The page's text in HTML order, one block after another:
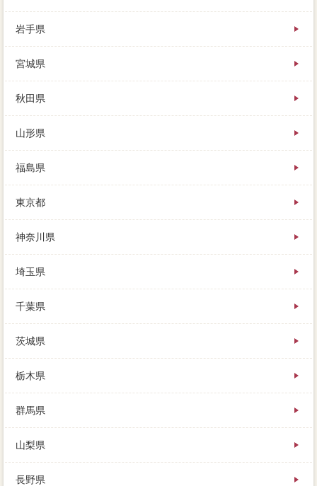
岩手県
宮城県
秋田県
山形県
福島県
東京都
神奈川県
埼玉県
千葉県
茨城県
栃木県
群馬県
山梨県
長野県